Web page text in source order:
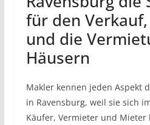
für den
und die
Häusern
Makler kennen jeden Aspekt
in Ravensburg, weil sie sich
Käufer, Vermieter und Mieter